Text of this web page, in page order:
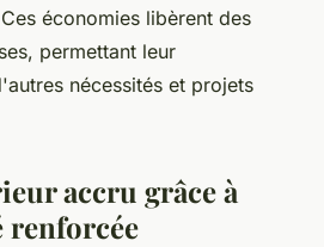
économies libèrent des
permettant leur
nécessités et projets
accru grâce à
renforcée